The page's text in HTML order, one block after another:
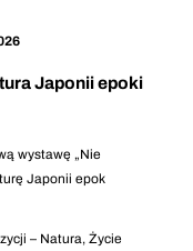
Japonii epoki
wystawę „Nie
Japonii epok
– Natura, Życie